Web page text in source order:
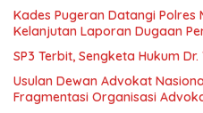
Kades Pugeran Datangi
Kelanjutan Laporan Dugaan
SP3 Terbit, Sengketa Hukum
Usulan Dewan Advokat
Fragmentasi Organisasi